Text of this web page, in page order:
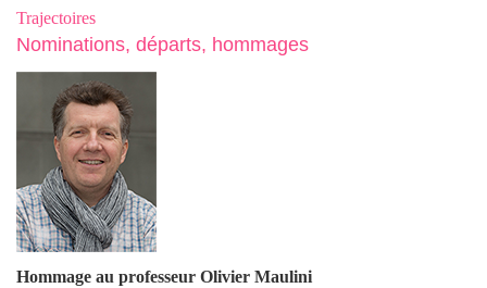
Trajectoires
Nominations, départs, hommages
Hommage au professeur Olivier Maulini